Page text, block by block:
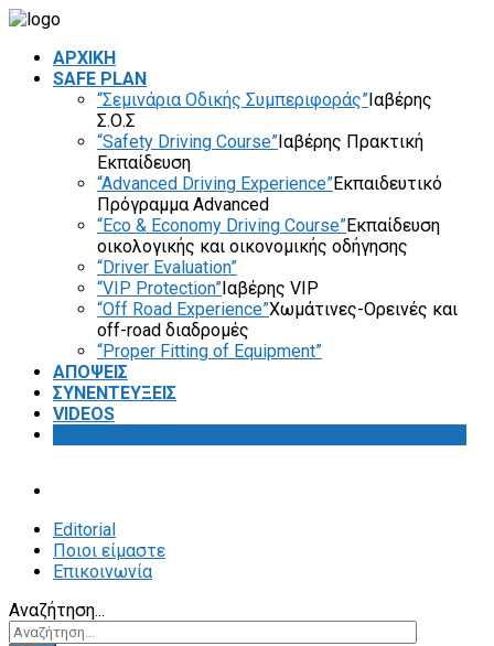
ΑΡΧΙΚΗ
SAFE PLAN
“Σεμινάρια Οδικής Συμπεριφοράς”Ιαβέρης
Σ.Ο.Σ
“Safety Driving Course”Ιαβέρης Πρακτική
Εκπαίδευση
“Advanced Driving Experience”Εκπαιδευτικό
Πρόγραμμα Advanced
“Eco & Economy Driving Course”Εκπαίδευση
οικολογικής και οικονομικής οδήγησης
“Driver Evaluation”
“VIP Protection”Ιαβέρης VIP
“Off Road Experience”Χωμάτινες-Ορεινές και
off-road διαδρομές
“Proper Fitting of Equipment”
ΑΠΟΨΕΙΣ
ΣΥΝΕΝΤΕΥΞΕΙΣ
VIDEOS
Editorial
Ποιοι είμαστε
Επικοινωνία
Αναζήτηση...